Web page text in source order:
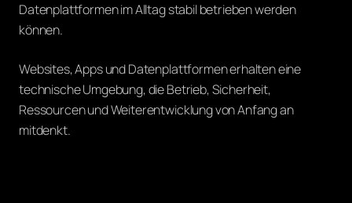
Datenplattformen im Alltag stabil betrieben werden
können.
Websites, Apps und Datenplattformen erhalten eine
technische Umgebung, die Betrieb, Sicherheit,
Ressourcen und Weiterentwicklung von Anfang an
mitdenkt.